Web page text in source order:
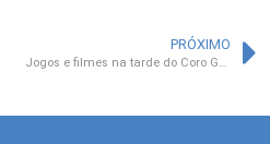
PRÓXIMO
Jogos e filmes na tarde do Coro Gato na Tuba